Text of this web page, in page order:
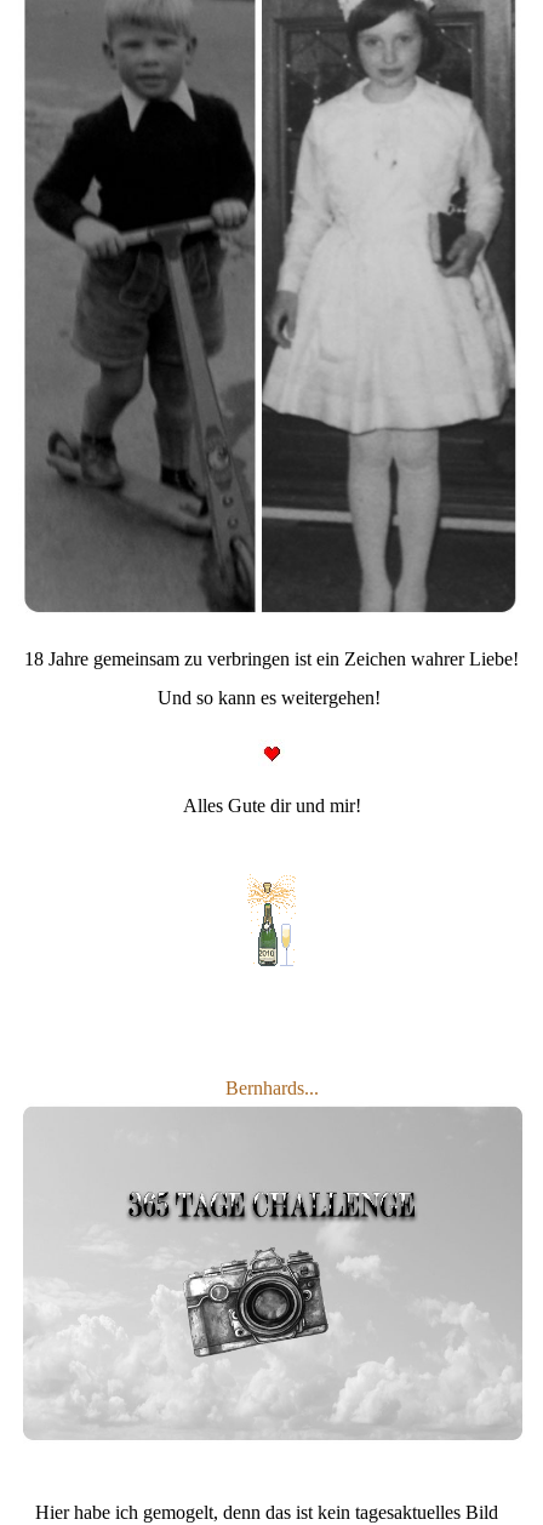
18 Jahre gemeinsam zu verbringen ist ein Zeichen wahrer Liebe!
Und so kann es weitergehen!
Alles Gute dir und mir!
Bernhards...
Hier habe ich gemogelt, denn das ist kein tagesaktuelles Bild